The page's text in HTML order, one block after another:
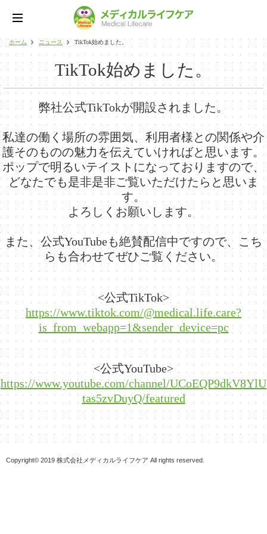
ホーム ニュース TikTok始めました。
TikTok始めました。
弊社公式TikTokが開設されました。
私達の働く場所の雰囲気、利用者様との関係や介
護そのものの魅力を伝えていければと思います。
ポップで明るいテイストになっておりますので、
どなたでも是非是非ご覧いただけたらと思いま
す。
よろしくお願いします。
また、公式YouTubeも絶賛配信中ですので、こち
らも合わせてぜひご覧ください。
<公式TikTok>
https://www.tiktok.com/@medical.life.care?
is_from_webapp=1&sender_device=pc
<公式YouTube>
https://www.youtube.com/channel/UCoEQP9dkV8YlU
tas5zvDuyQ/featured
Copyright© 2019 株式会社メディカルライフケア All rights reserved.